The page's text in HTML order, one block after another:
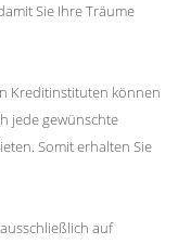
Sie Ihre Träume
Kreditinstituten können
jede gewünschte
Somit erhalten Sie
auf